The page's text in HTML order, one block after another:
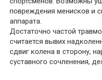
повреждения менисков и
аппарата.
Достаточно частой
считается вывих
сдвиг колена в сторону,
суставного сочленения,